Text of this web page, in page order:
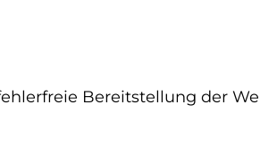
Bereitstellung der